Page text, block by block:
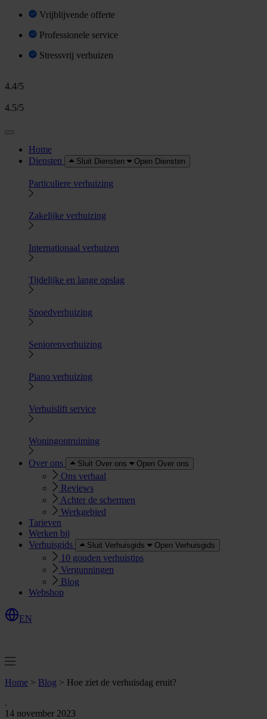
Vrijblijvende offerte
Professionele service
Stressvrij verhuizen
4.4/5
4.5/5
Home
Diensten
Sluit Diensten Open Diensten
Particuliere verhuizing
Zakelijke verhuizing
Internationaal verhuizen
Tijdelijke en lange opslag
Spoedverhuizing
Seniorenverhuizing
Piano verhuizing
Verhuislift service
Woningontruiming
Over ons Sluit Over ons Open Over ons
Ons verhaal
Reviews
Achter de schermen
Werkgebied
Tarieven
Werken bij
Verhuisgids
Sluit Verhuisgids Open Verhuisgids
10 gouden verhuistips
Vergunningen
Blog
Webshop
EN
Home > Blog > Hoe ziet de verhuisdag eruit?
.
14 november 2023